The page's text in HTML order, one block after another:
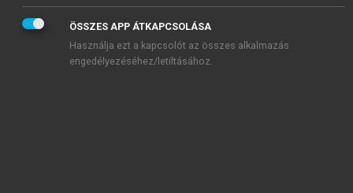
ÖSSZES APP ÁTKAPCSOLÁSA
Használja ezt a kapcsolót az összes alkalmazás
engedélyezéséhez/letiltásához.